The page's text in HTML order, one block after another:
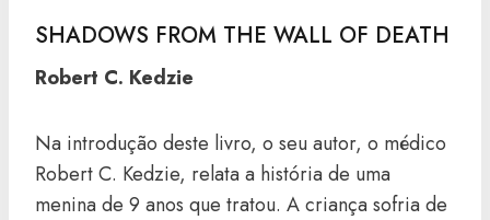
SHADOWS FROM THE WALL OF DEATH
Robert C. Kedzie
Na introdução deste livro, o seu autor, o médico
Robert C. Kedzie, relata a história de uma
menina de 9 anos que tratou. A criança sofria de